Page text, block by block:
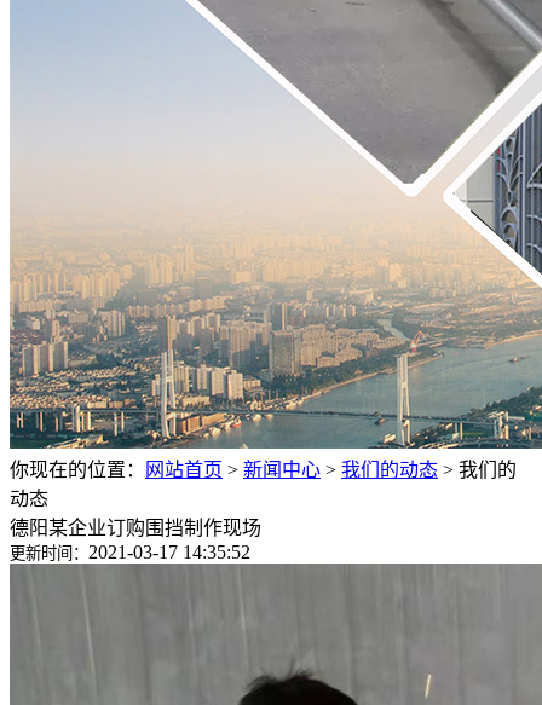
你现在的位置： 网站首页 > 新闻中心 > 我们的动态 > 我们的
动态
德阳某企业订购围挡制作现场
更新时间： 2021-03-17 14:35:52